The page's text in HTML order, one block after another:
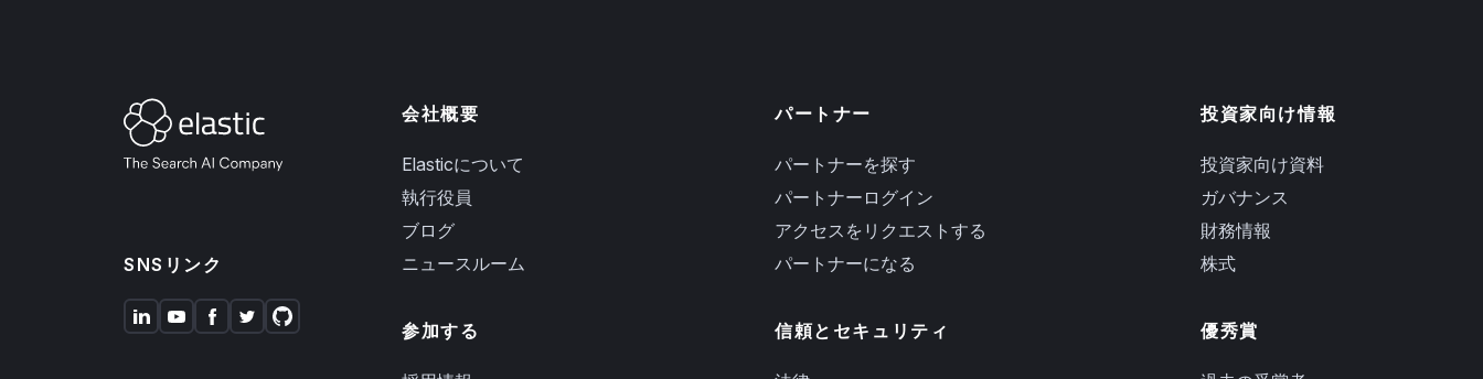
SNSリンク
会社概要
Elasticについて
執行役員
ブログ
ニュースルーム
参加する
パートナー
パートナーを探す
パートナーログイン
アクセスをリクエストする
パートナーになる
信頼とセキュリティ
投資家向け情報
投資家向け資料
ガバナンス
財務情報
株式
優秀賞